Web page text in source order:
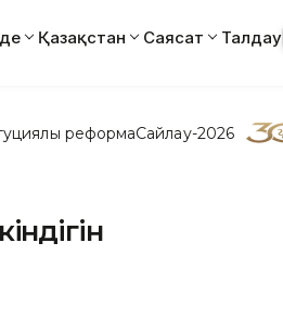
Қазақстан Саясат Талдау
реформаСайлау-2026